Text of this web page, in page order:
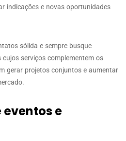
indicações e novas oportunidades
sólida e sempre busque
serviços complementem os
gerar projetos conjuntos e aumentar
eventos e